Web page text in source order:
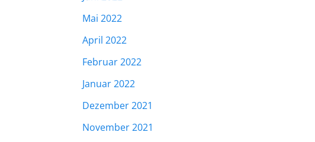
Mai 2022
April 2022
Februar 2022
Januar 2022
Dezember 2021
November 2021